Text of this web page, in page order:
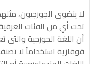
لا ينضوي الجورجيون،
تحت أي من الفئات
أن اللغة الجورجية والتي
قوقازية استخداماً لا